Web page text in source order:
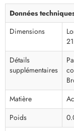
Données
Dimensions
Détails
supplémentaires
Matière
Poids